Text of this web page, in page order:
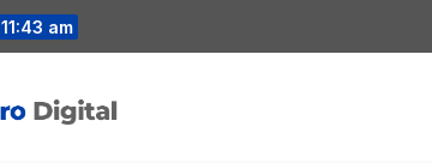
11:43 am